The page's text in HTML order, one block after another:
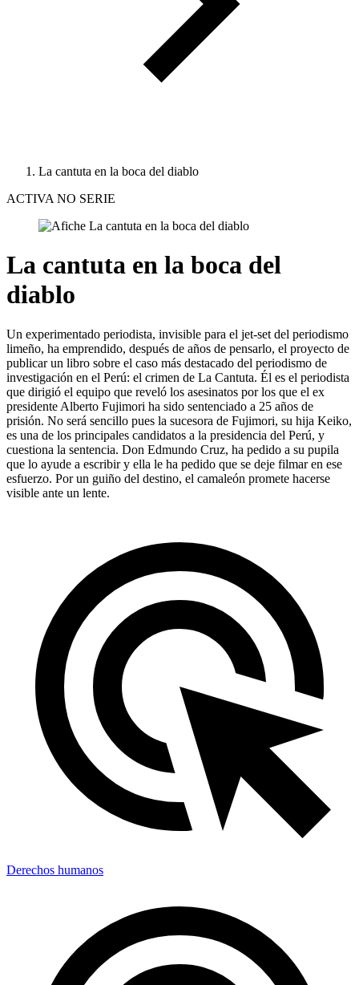
La cantuta en la boca del diablo
ACTIVA NO SERIE
La cantuta en la boca del
diablo
Un experimentado periodista, invisible para el jet-set del periodismo
limeño, ha emprendido, después de años de pensarlo, el proyecto de
publicar un libro sobre el caso más destacado del periodismo de
investigación en el Perú: el crimen de La Cantuta. Él es el periodista
que dirigió el equipo que reveló los asesinatos por los que el ex
presidente Alberto Fujimori ha sido sentenciado a 25 años de
prisión. No será sencillo pues la sucesora de Fujimori, su hija Keiko,
es una de los principales candidatos a la presidencia del Perú, y
cuestiona la sentencia. Don Edmundo Cruz, ha pedido a su pupila
que lo ayude a escribir y ella le ha pedido que se deje filmar en ese
esfuerzo. Por un guiño del destino, el camaleón promete hacerse
visible ante un lente.
Derechos humanos